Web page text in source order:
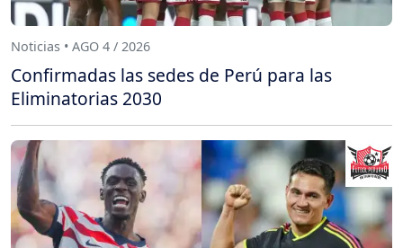
Noticias • AGO 4 / 2026
Confirmadas las sedes de Perú para las
Eliminatorias 2030